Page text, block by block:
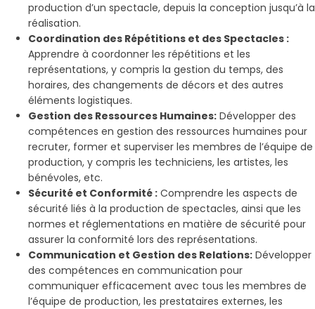
production d’un spectacle, depuis la conception jusqu’à la
réalisation.
Coordination des Répétitions et des Spectacles :
Apprendre à coordonner les répétitions et les
représentations, y compris la gestion du temps, des
horaires, des changements de décors et des autres
éléments logistiques.
Gestion des Ressources Humaines: Développer des
compétences en gestion des ressources humaines pour
recruter, former et superviser les membres de l’équipe de
production, y compris les techniciens, les artistes, les
bénévoles, etc.
Sécurité et Conformité : Comprendre les aspects de
sécurité liés à la production de spectacles, ainsi que les
normes et réglementations en matière de sécurité pour
assurer la conformité lors des représentations.
Communication et Gestion des Relations: Développer
des compétences en communication pour
communiquer efficacement avec tous les membres de
l’équipe de production, les prestataires externes, les